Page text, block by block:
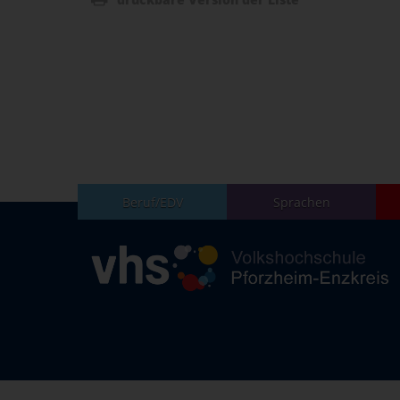
Beruf/EDV Sprachen